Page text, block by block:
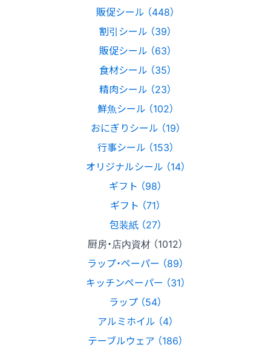
販促シール （448）
割引シール （39）
販促シール （63）
食材シール （35）
精肉シール （23）
鮮魚シール （102）
おにぎりシール （19）
行事シール （153）
オリジナルシール （14）
ギフト （98）
ギフト （71）
包装紙 （27）
厨房・店内資材 （1012）
ラップ・ペーパー （89）
キッチンペーパー （31）
ラップ （54）
アルミホイル （4）
テーブルウェア （186）